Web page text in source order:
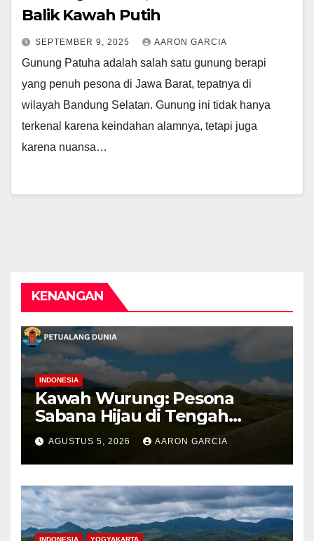
Balik Kawah Putih
SEPTEMBER 9, 2025 AARON GARCIA
Gunung Patuha adalah salah satu gunung berapi
yang penuh pesona di Jawa Barat, tepatnya di
wilayah Bandung Selatan. Gunung ini tidak hanya
terkenal karena keindahan alamnya, tetapi juga
karena nuansa…
KENANGAN
INDONESIA
Kawah Wurung: Pesona
Sabana Hijau di Tengah
Pegunungan Bondowoso
AGUSTUS 5, 2026 AARON GARCIA
INDONESIA YOGYAKARTA